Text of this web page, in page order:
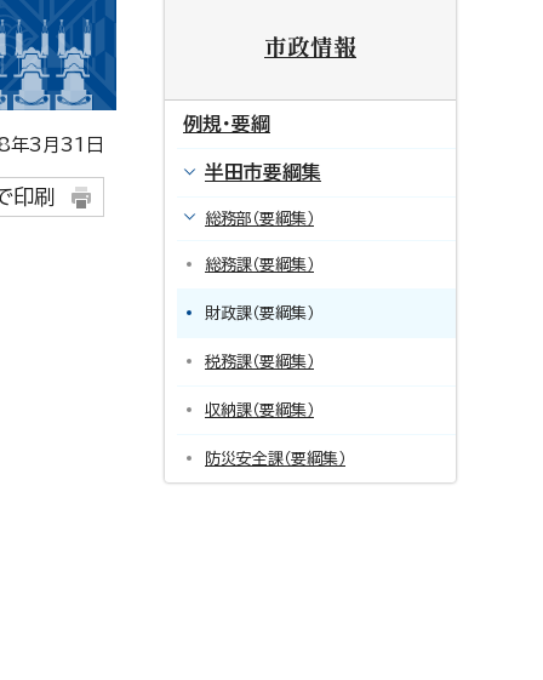
3月31日
印刷
市政情報
例規・要綱
半田市要綱集
総務部（要綱集）
総務課（要綱集）
財政課（要綱集）
税務課（要綱集）
収納課（要綱集）
防災安全課（要綱集）